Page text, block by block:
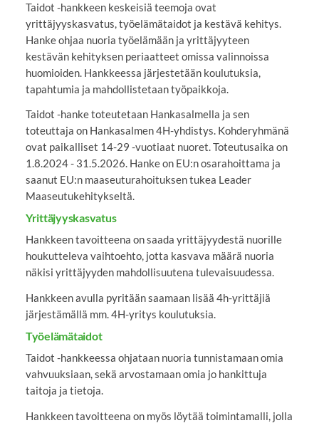
Taidot -hankkeen keskeisiä teemoja ovat
yrittäjyyskasvatus, työelämätaidot ja kestävä kehitys.
Hanke ohjaa nuoria työelämään ja yrittäjyyteen
kestävän kehityksen periaatteet omissa valinnoissa
huomioiden. Hankkeessa järjestetään koulutuksia,
tapahtumia ja mahdollistetaan työpaikkoja.
Taidot -hanke toteutetaan Hankasalmella ja sen
toteuttaja on Hankasalmen 4H-yhdistys. Kohderyhmänä
ovat paikalliset 14-29 -vuotiaat nuoret. Toteutusaika on
1.8.2024 - 31.5.2026. Hanke on EU:n osarahoittama ja
saanut EU:n maaseuturahoituksen tukea Leader
Maaseutukehitykseltä.
Yrittäjyyskasvatus
Hankkeen tavoitteena on saada yrittäjyydestä nuorille
houkutteleva vaihtoehto, jotta kasvava määrä nuoria
näkisi yrittäjyyden mahdollisuutena tulevaisuudessa.
Hankkeen avulla pyritään saamaan lisää 4h-yrittäjiä
järjestämällä mm. 4H-yritys koulutuksia.
Työelämätaidot
Taidot -hankkeessa ohjataan nuoria tunnistamaan omia
vahvuuksiaan, sekä arvostamaan omia jo hankittuja
taitoja ja tietoja.
Hankkeen tavoitteena on myös löytää toimintamalli, jolla